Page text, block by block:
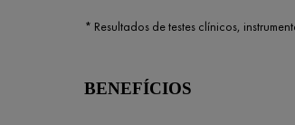
* Resultados de testes clínicos,
BENEFÍCIOS